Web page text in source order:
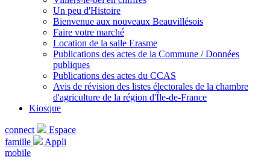
Un peu d'Histoire
Bienvenue aux nouveaux Beauvillésois
Faire votre marché
Location de la salle Erasme
Publications des actes de la Commune / Données
publiques
Publications des actes du CCAS
Avis de révision des listes électorales de la chambre
d'agriculture de la région d'Île-de-France
Kiosque
connect
Espace
famille
Appli
mobile